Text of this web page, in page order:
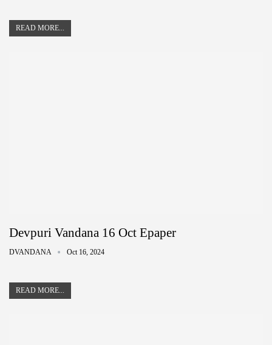
READ MORE...
Devpuri Vandana 16 Oct Epaper
DVANDANA Oct 16, 2024
READ MORE...